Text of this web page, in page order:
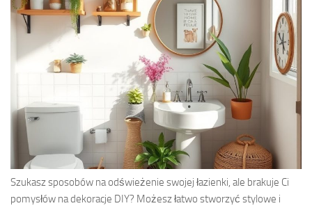
Szukasz sposobów na odświeżenie swojej łazienki, ale brakuje Ci
pomysłów na dekoracje DIY? Możesz łatwo stworzyć stylowe i